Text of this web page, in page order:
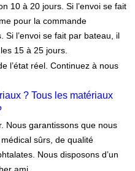
10 à 20 jours. Si l’envoi se fait
pour la commande
Si l’envoi se fait par bateau, il
15 à 25 jours.
l’état réel. Continuez à nous
? Tous les matériaux
Nous garantissons que nous
sûrs, de qualité
Nous disposons d’un